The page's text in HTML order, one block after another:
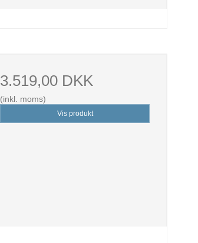
3.519,00 DKK
(inkl. moms)
Vis produkt